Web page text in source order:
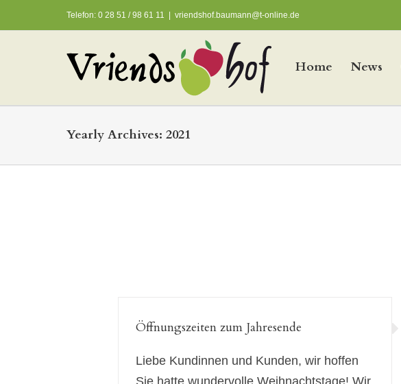
Telefon: 0 28 51 / 98 61 11 vriendshof.baumann@t-online.de
Home News
Yearly Archives: 2021
Öffnungszeiten zum Jahresende
Liebe Kundinnen und Kunden, wir hoffen
Sie hatte wundervolle Weihnachtstage! Wir